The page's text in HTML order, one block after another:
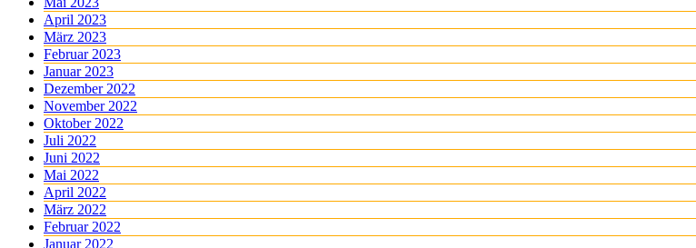
April 2023
März 2023
Februar 2023
Januar 2023
Dezember 2022
November 2022
Oktober 2022
Juli 2022
Juni 2022
Mai 2022
April 2022
März 2022
Februar 2022
Januar 2022